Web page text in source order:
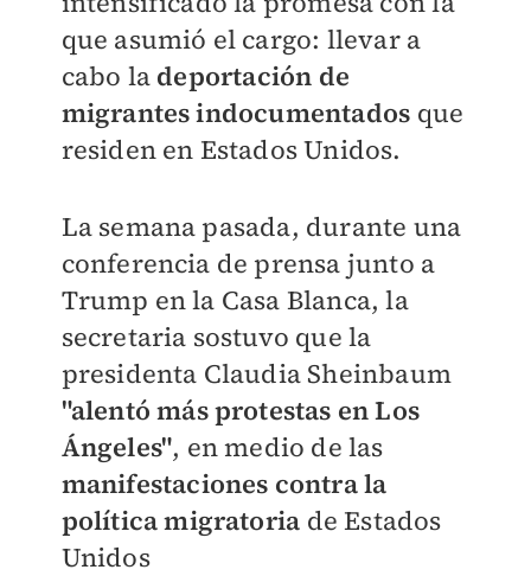
que asumió el cargo: llevar a
cabo ladeportación de
migrantes indocumentados que
residen en Estados Unidos.
La semana pasada, durante una
conferencia de prensa junto a
Trump en la Casa Blanca, la
secretaria sostuvo que la
presidenta Claudia Sheinbaum
"alentó más protestas en Los
Ángeles", en medio de las
manifestaciones contra la
política migratoria de Estados
Unidos